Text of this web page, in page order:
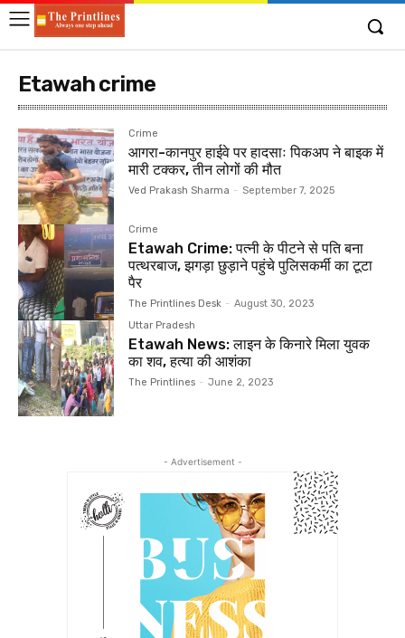
Etawah crime
Crime
आगरा-कानपुर हाईवे पर हादसाः पिकअप ने बाइक में
मारी टक्कर, तीन लोगों की मौत
Ved Prakash Sharma - September 7, 2025
Crime
Etawah Crime: पत्नी के पीटने से पति बना
पत्थरबाज, झगड़ा छुड़ाने पहुंचे पुलिसकर्मी का टूटा
पैर
The Printlines Desk - August 30, 2023
Uttar Pradesh
Etawah News: लाइन के किनारे मिला युवक
का शव, हत्या की आशंका
The Printlines - June 2, 2023
- Advertisement -